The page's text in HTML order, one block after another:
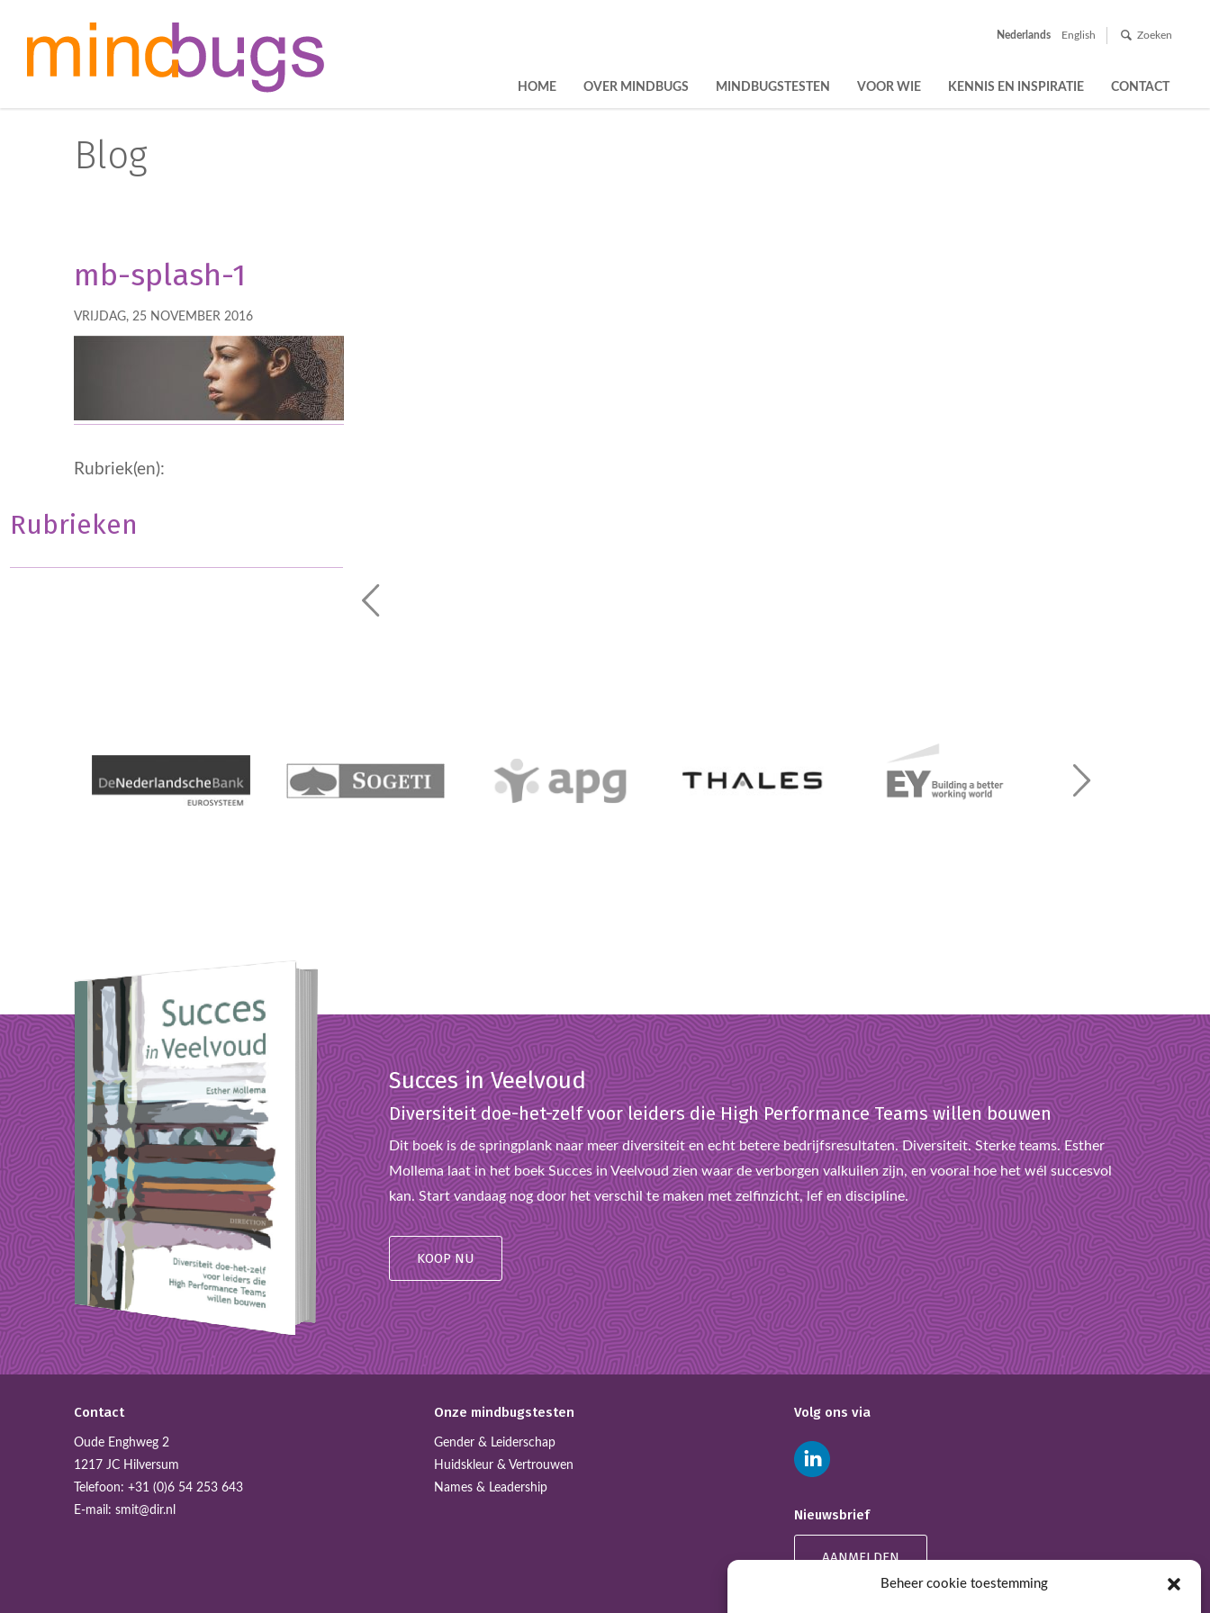
Beheer cookie toestemming
Nederlands English Zoeken
HOME OVER MINDBUGS MINDBUGSTESTEN VOOR WIE KENNIS EN INSPIRATIE CONTACT
Blog
mb-splash-1
VRIJDAG, 25 NOVEMBER 2016
Rubriek(en):
Rubrieken
Succes in Veelvoud
Diversiteit doe-het-zelf voor leiders die High Performance Teams willen bouwen
Dit boek is de springplank naar meer diversiteit en echt betere bedrijfsresultaten. Diversiteit. Sterke teams. Esther
Mollema laat in het boek Succes in Veelvoud zien waar de verborgen valkuilen zijn, en vooral hoe het wél succesvol
kan. Start vandaag nog door het verschil te maken met zelfinzicht, lef en discipline.
KOOP NU
Contact
Oude Enghweg 2
1217 JC Hilversum
Telefoon: +31 (0)6 54 253 643
E-mail: smit@dir.nl
Onze mindbugstesten
Gender & Leiderschap
Huidskleur & Vertrouwen
Names & Leadership
Volg ons via
Nieuwsbrief
AANMELDEN